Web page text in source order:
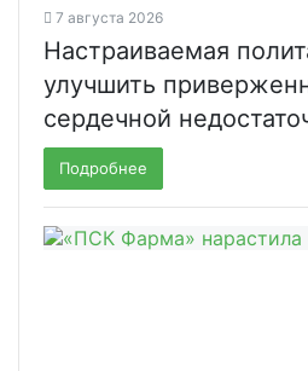
7 августа 2026
Настраиваемая
улучшить
сердечной
Подробнее